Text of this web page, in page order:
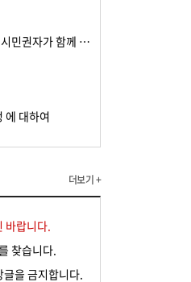
께 공항에 들어올 때
에 대하여
더보기 +
바랍니다.
찾습니다.
을 금지합니다.